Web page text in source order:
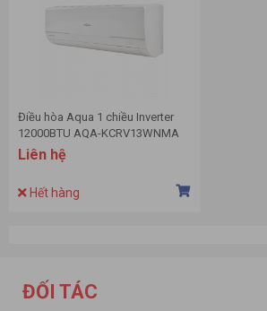
Điều hòa Aqua 1 chiều Inverter
12000BTU AQA-KCRV13WNMA
Liên hệ
Hết hàng
ĐỐI TÁC